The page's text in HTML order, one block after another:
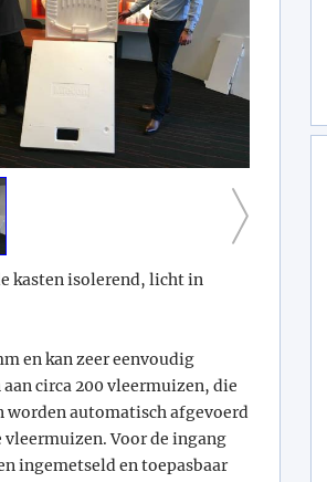
kasten isolerend, licht in
en kan zeer eenvoudig
circa 200 vleermuizen, die
automatisch afgevoerd
Voor de ingang
ingemetseld en toepasbaar